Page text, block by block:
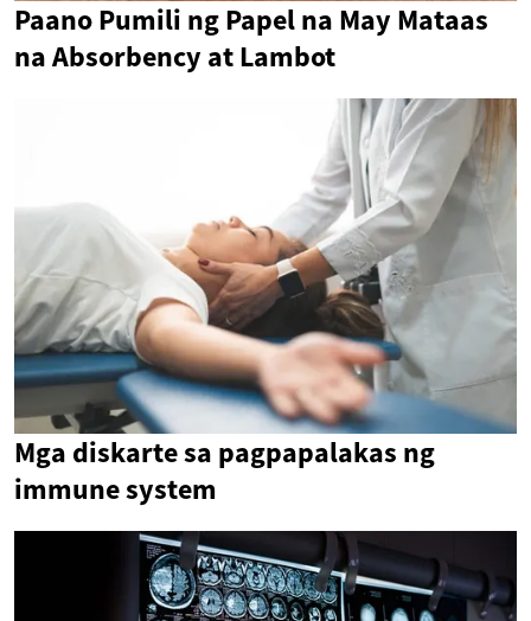
Paano Pumili ng Papel na May Mataas
na Absorbency at Lambot
Mga diskarte sa pagpapalakas ng
immune system